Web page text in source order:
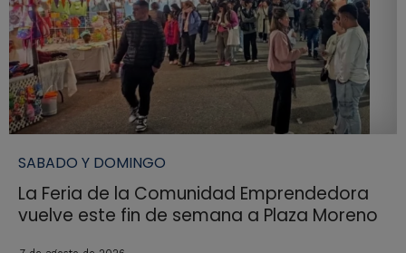
SABADO Y DOMINGO
La Feria de la Comunidad Emprendedora
vuelve este fin de semana a Plaza Moreno